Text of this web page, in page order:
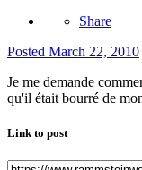
Share
Posted March 22, 2010
Je me demande
qu'il était bourré de
Link to post